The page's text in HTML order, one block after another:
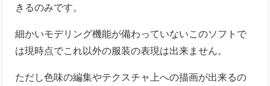
きるのみです。
細かいモデリング機能が備わっていないこのソフトで
は現時点でこれ以外の服装の表現は出来ません。
ただし色味の編集やテクスチャ上への描画が出来るの